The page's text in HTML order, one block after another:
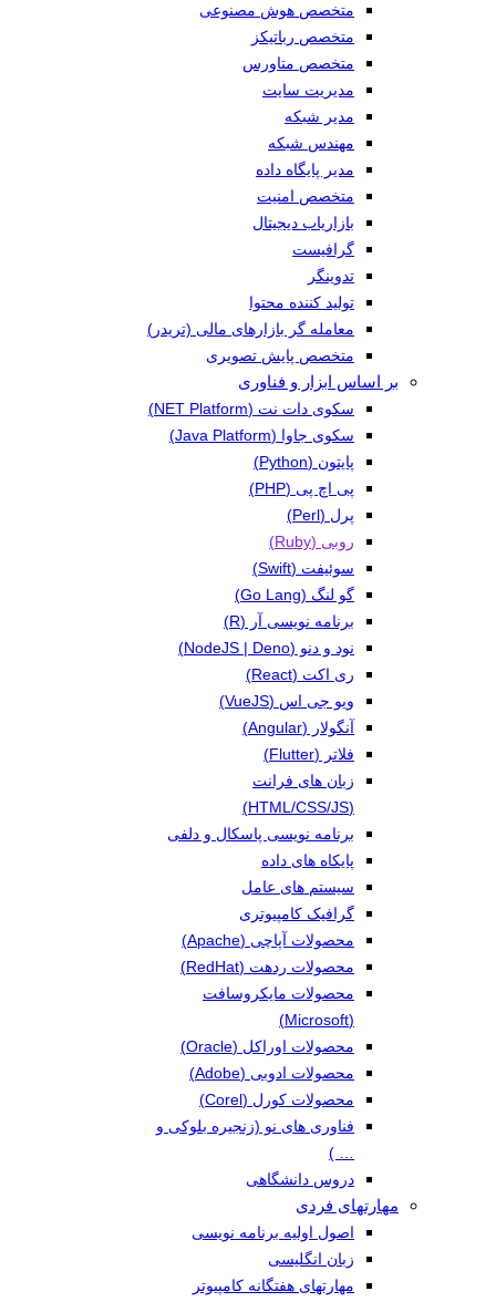
متخصص هوش مصنوعی
متخصص رباتیکز
متخصص متاورس
مدیریت سایت
مدیر شبکه
مهندس شبکه
مدیر پایگاه داده
متخصص امنیت
بازاریاب دیجیتال
گرافیست
تدوینگر
تولید کننده محتوا
معامله گر بازارهای مالی (تریدر)
متخصص پایش تصویری
بر اساس ابزار و فناوری
سکوی دات نت (NET Platform)
سکوی جاوا (Java Platform)
پایتون (Python)
پی اچ پی (PHP)
پرل (Perl)
روبی (Ruby)
سوئیفت (Swift)
گو لنگ (Go Lang)
برنامه نویسی آر (R)
نود و دنو (NodeJS | Deno)
ری اکت (React)
ویو جی اس (VueJS)
آنگولار (Angular)
فلاتر (Flutter)
زبان های فرانت
(HTML/CSS/JS)
برنامه نویسی پاسکال و دلفی
پایکاه های داده
سیستم های عامل
گرافیک کامپیوتری
محصولات آپاچی (Apache)
محصولات ردهت (RedHat)
محصولات مایکروسافت
(Microsoft)
محصولات اوراکل (Oracle)
محصولات ادوبی (Adobe)
محصولات کورل (Corel)
فناوری های نو (زنجیره بلوکی و
… )
دروس دانشگاهی
مهارتهای فردی
اصول اولیه برنامه نویسی
زبان انگلیسی
مهارتهای هفتگانه کامپیوتر